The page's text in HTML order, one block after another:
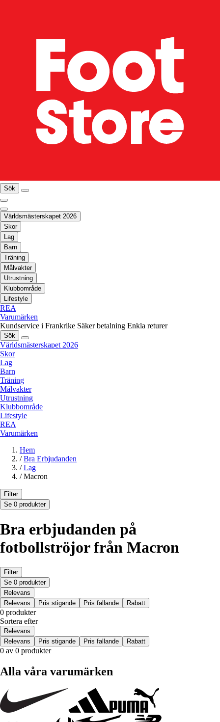
Sök
Världsmästerskapet 2026
Skor
Lag
Barn
Träning
Målvakter
Utrustning
Klubbområde
Lifestyle
REA
Varumärken
Kundservice i Frankrike Säker betalning Enkla returer
Sök
Världsmästerskapet 2026
Skor
Lag
Barn
Träning
Målvakter
Utrustning
Klubbområde
Lifestyle
REA
Varumärken
Hem
/ Bra Erbjudanden
/ Lag
/ Macron
Filter
Se 0 produkter
Bra erbjudanden på
fotbollströjor från Macron
Filter
Se 0 produkter
Relevans
Relevans
Pris stigande Pris fallande Rabatt
0 produkter
Sortera efter
Relevans
Relevans
Pris stigande Pris fallande Rabatt
0 av 0 produkter
Alla våra varumärken